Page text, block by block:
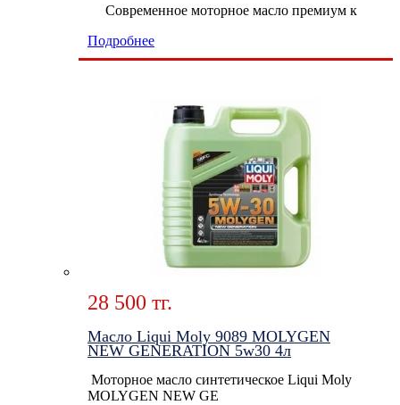
Современное моторное масло премиум к
Подробнее
28 500 тг.
Масло Liqui Moly 9089 MOLYGEN
NEW GENERATION 5w30 4л
Моторное масло синтетическое Liqui Moly
MOLYGEN NEW GE